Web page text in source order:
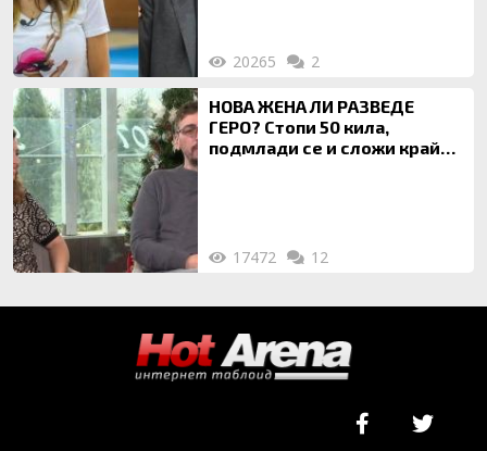
20265 2
НОВА ЖЕНА ЛИ РАЗВЕДЕ
ГЕРО? Стопи 50 кила,
подмлади се и сложи край
17472 12